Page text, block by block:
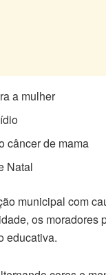
a mulher
câncer de mama
Natal
municipal com
os moradores
educativa.